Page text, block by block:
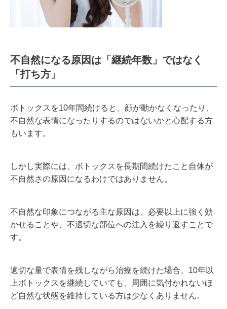
不自然になる原因は「継続年数」ではなく
「打ち方」
ボトックスを10年間続けると、顔が動かなくなったり、
不自然な表情になったりするのではないかと心配する方
もいます。
しかし実際には、ボトックスを長期間続けたこと自体が
不自然さの原因になるわけではありません。
不自然な印象につながる主な原因は、必要以上に強く効
かせることや、不適切な部位への注入を繰り返すことで
す。
適切な量で表情を残しながら治療を続けた場合、10年以
上ボトックスを継続していても、周囲に気付かれないほ
ど自然な状態を維持している方は少なくありません。